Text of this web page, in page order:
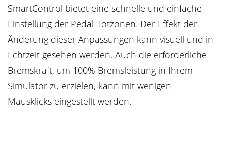
SmartControl bietet eine schnelle und einfache
Einstellung der Pedal-Totzonen. Der Effekt der
Änderung dieser Anpassungen kann visuell und in
Echtzeit gesehen werden. Auch die erforderliche
Bremskraft, um 100% Bremsleistung in Ihrem
Simulator zu erzielen, kann mit wenigen
Mausklicks eingestellt werden.